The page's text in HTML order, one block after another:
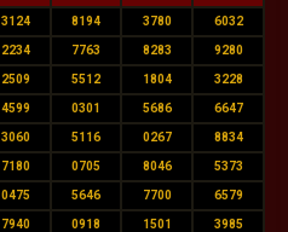
3124 8194 3780 6032
2234 7763 8283 9280
2509 5512 1804 3228
4599 0301 5686 6647
3060 5116 0267 8834
7180 0705 8046 5373
0475 5646 7700 6579
7940 0918 1501 3985